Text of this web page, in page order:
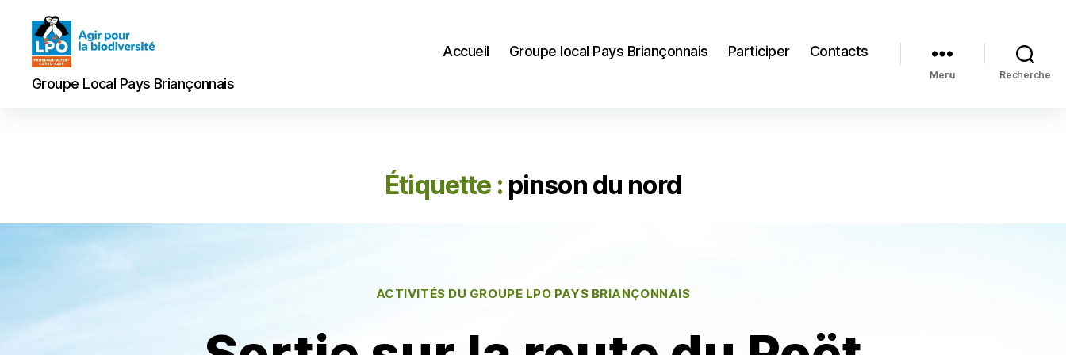
Groupe
Local
Groupe Local Pays Briançonnais
Accueil Groupe local Pays Briançonnais Participer Contacts
Menu Recherche
Étiquette : pinson du nord
Catégories
ACTIVITÉS DU GROUPE LPO PAYS BRIANÇONNAIS